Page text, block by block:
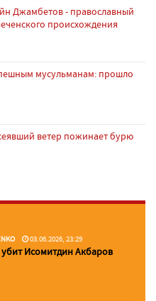
Джамбетов - православный
происхождения
мусульманам: прошло
ветер пожинает бурю
03.06.2026, 23:29
Исомитдин Акбаров